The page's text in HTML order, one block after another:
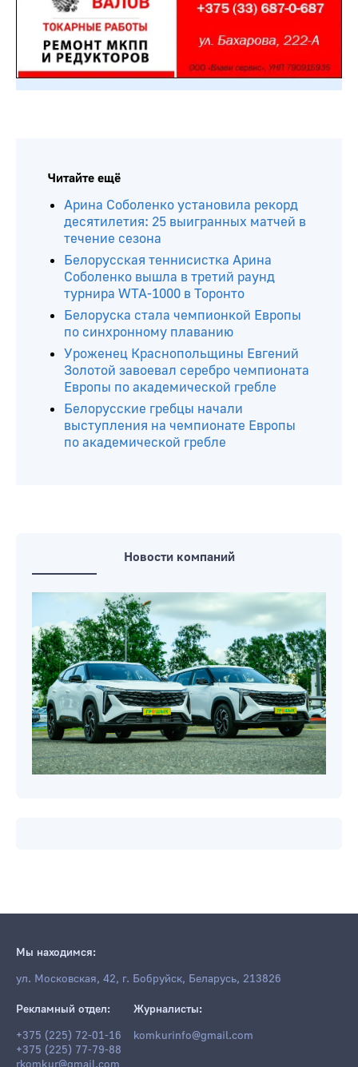
Читайте ещё
Арина Соболенко установила рекорд
десятилетия: 25 выигранных матчей в
течение сезона
Белорусская теннисистка Арина
Соболенко вышла в третий раунд
турнира WTA-1000 в Торонто
Белоруска стала чемпионкой Европы
по синхронному плаванию
Уроженец Краснопольщины Евгений
Золотой завоевал серебро чемпионата
Европы по академической гребле
Белорусские гребцы начали
выступления на чемпионате Европы
по академической гребле
Новости компаний
Мы находимся:
ул. Московская, 42, г. Бобруйск, Беларусь, 213826
Рекламный отдел:
+375 (225) 72-01-16
+375 (225) 77-79-88
Журналисты:
komkurinfo@gmail.com